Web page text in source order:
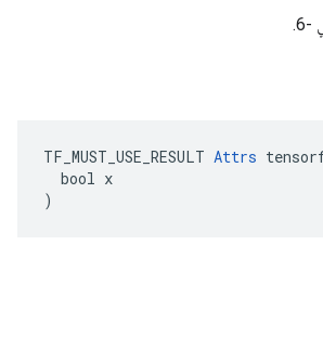
6.
TF_MUST_USE_RESULT Attrs
  bool x
)